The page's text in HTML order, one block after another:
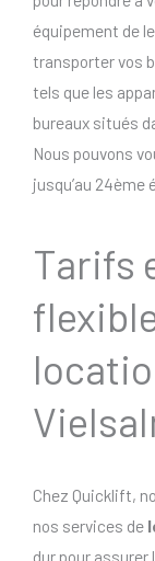
équipement de
transporter vos
tels que les
bureaux situés
Nous pouvons
jusqu’au 24ème
Tarifs
Chez Quicklift,
nos services de
dur pour